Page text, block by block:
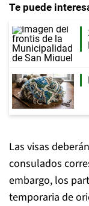
Te puede
Las visas
consulados
embargo, los
temporaria de